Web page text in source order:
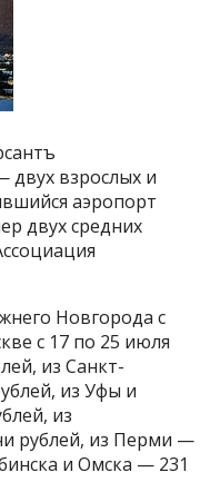
двух взрослых и
аэропорт
двух средних
Новгорода с
с 17 по 25 июля
из Санкт-
из Уфы и
из
рублей, из Перми —
и Омска — 231